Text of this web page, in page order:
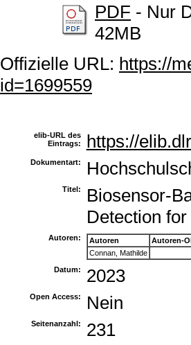
PDF - Nur
42MB
Offizielle URL: https://
id=1699559
elib-URL des
Eintrags:
https://
Dokumentart:
Titel:
Biosensor-
Detection
Autoren: Autoren
Autoren-
Connan, Mathilde
Datum:
2023
Open Access: Nein
Seitenanzahl: 231